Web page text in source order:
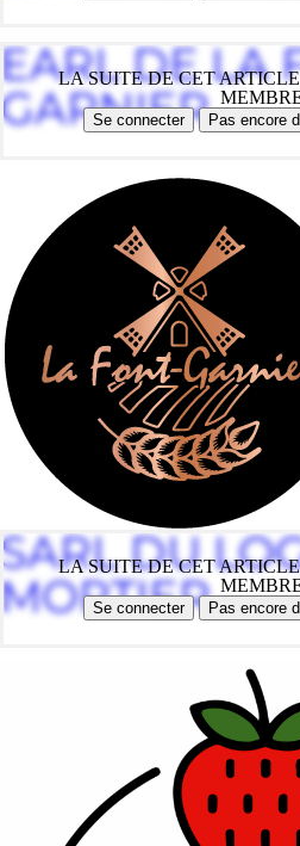
LA SUITE DE CET
Se connecter Pas encore
EARL DE LA
GARNIER
LA SUITE DE CET
Se connecter Pas encore
SARL DU
MORTIER